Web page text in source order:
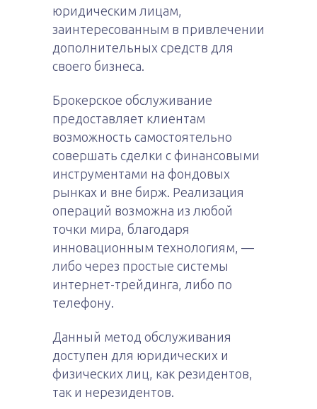
юридическим лицам,
заинтересованным в привлечении
дополнительных средств для
своего бизнеса.
Брокерское обслуживание
предоставляет клиентам
возможность самостоятельно
совершать сделки с финансовыми
инструментами на фондовых
рынках и вне бирж. Реализация
операций возможна из любой
точки мира, благодаря
инновационным технологиям, —
либо через простые системы
интернет-трейдинга, либо по
телефону.
Данный метод обслуживания
доступен для юридических и
физических лиц, как резидентов,
так и нерезидентов.